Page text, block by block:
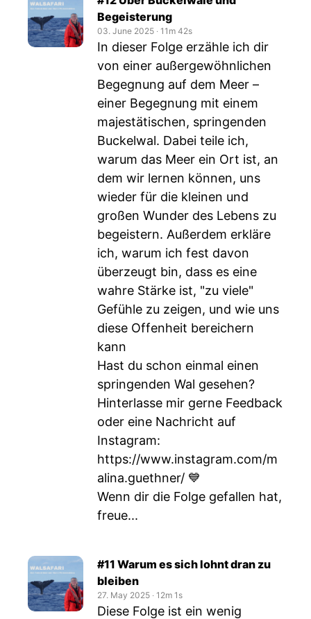
Begeisterung
03. June 2025 ‧ 11m 42s
In dieser Folge erzähle ich dir
von einer außergewöhnlichen
Begegnung auf dem Meer –
einer Begegnung mit einem
majestätischen, springenden
Buckelwal. Dabei teile ich,
warum das Meer ein Ort ist, an
dem wir lernen können, uns
wieder für die kleinen und
großen Wunder des Lebens zu
begeistern. Außerdem erkläre
ich, warum ich fest davon
überzeugt bin, dass es eine
wahre Stärke ist, "zu viele"
Gefühle zu zeigen, und wie uns
diese Offenheit bereichern
kann
Hast du schon einmal einen
springenden Wal gesehen?
Hinterlasse mir gerne Feedback
oder eine Nachricht auf
Instagram:
https://www.instagram.com/m
alina.guethner/ 💙
Wenn dir die Folge gefallen hat,
freue...
#11 Warum es sich lohnt dran zu
bleiben
27. May 2025 ‧ 12m 1s
Diese Folge ist ein wenig